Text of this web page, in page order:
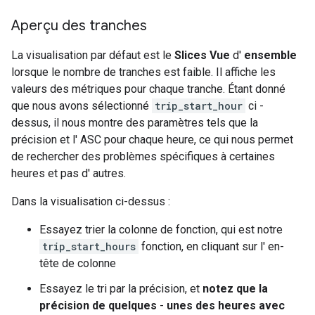
Aperçu des tranches
La visualisation par défaut est le Slices Vue d' ensemble
lorsque le nombre de tranches est faible. Il affiche les
valeurs des métriques pour chaque tranche. Étant donné
que nous avons sélectionné trip_start_hour ci -
dessus, il nous montre des paramètres tels que la
précision et l' ASC pour chaque heure, ce qui nous permet
de rechercher des problèmes spécifiques à certaines
heures et pas d' autres.
Dans la visualisation ci-dessus :
Essayez trier la colonne de fonction, qui est notre
trip_start_hours fonction, en cliquant sur l' en-
tête de colonne
Essayez le tri par la précision, et notez que la
précision de quelques - unes des heures avec